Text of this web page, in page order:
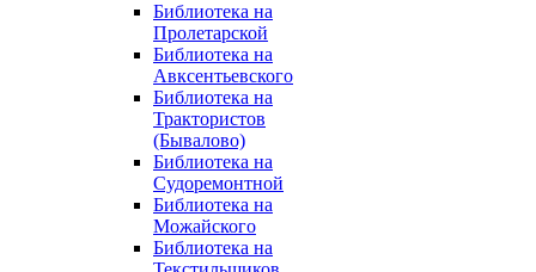
Библиотека на
Пролетарской
Библиотека на
Авксентьевского
Библиотека на
Трактористов
(Бывалово)
Библиотека на
Судоремонтной
Библиотека на
Можайского
Библиотека на